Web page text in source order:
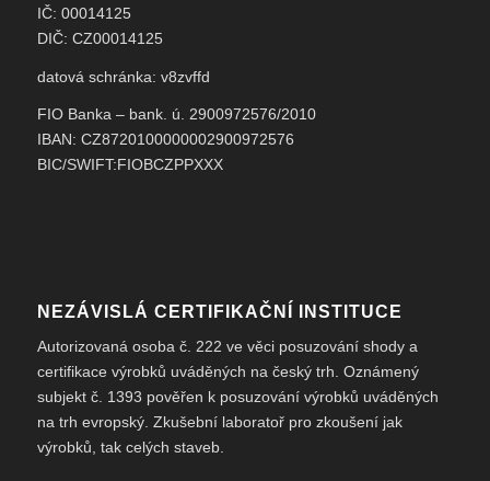
IČ: 00014125
DIČ: CZ00014125
datová schránka: v8zvffd
FIO Banka – bank. ú. 2900972576/2010
IBAN: CZ8720100000002900972576
BIC/SWIFT:FIOBCZPPXXX
NEZÁVISLÁ CERTIFIKAČNÍ INSTITUCE
Autorizovaná osoba č. 222 ve věci posuzování shody a
certifikace výrobků uváděných na český trh. Oznámený
subjekt č. 1393 pověřen k posuzování výrobků uváděných
na trh evropský. Zkušební laboratoř pro zkoušení jak
výrobků, tak celých staveb.